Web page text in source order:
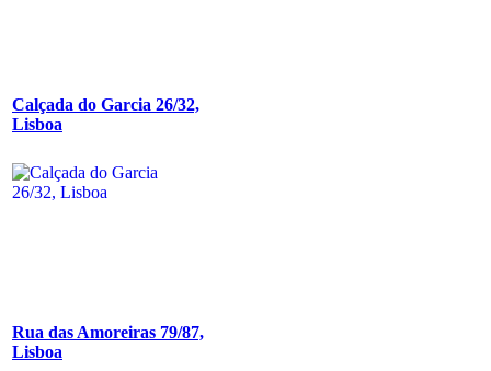
Calçada do Garcia 26/32,
Lisboa
Rua das Amoreiras 79/87,
Lisboa